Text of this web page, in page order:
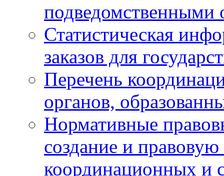
подведомственными
Статистическая
заказов для
Перечень
органов,
Нормативные
создание и
координационных и